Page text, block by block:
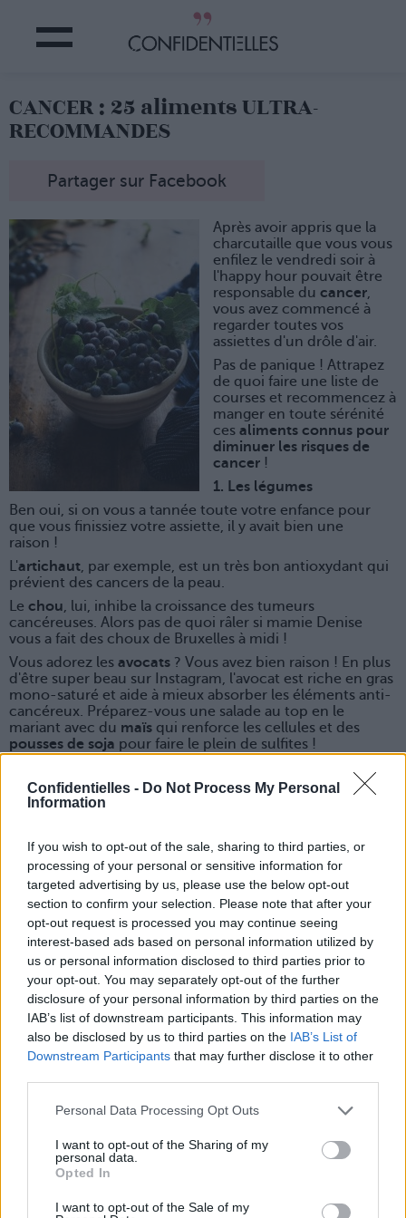
Confidentielles - Do Not Process My Personal
Information
If you wish to opt-out of the sale, sharing to third parties, or
processing of your personal or sensitive information for
targeted advertising by us, please use the below opt-out
section to confirm your selection. Please note that after your
opt-out request is processed you may continue seeing
interest-based ads based on personal information utilized by
us or personal information disclosed to third parties prior to
your opt-out. You may separately opt-out of the further
disclosure of your personal information by third parties on the
IAB’s list of downstream participants. This information may
also be disclosed by us to third parties on the IAB’s List of
Downstream Participants that may further disclose it to other
Personal Data Processing Opt Outs
I want to opt-out of the Sharing of my
personal data.
Opted In
I want to opt-out of the Sale of my
CANCER : 25 aliments ULTRA-
RECOMMANDES
Partager sur Facebook
Après avoir appris que la
charcutaille que vous vous
enfilez le vendredi soir à
l'happy hour pouvait être
responsable du cancer,
vous avez commencé à
regarder toutes vos
assiettes d'un drôle d'air.
Pas de panique ! Attrapez
de quoi faire une liste de
courses et recommencez à
manger en toute sérénité
ces aliments connus pour
diminuer les risques de
cancer !
1. Les légumes
Ben oui, si on vous a tannée toute votre enfance pour
que vous finissiez votre assiette, il y avait bien une
raison !
L'artichaut, par exemple, est un très bon antioxydant qui
prévient des cancers de la peau.
Le chou, lui, inhibe la croissance des tumeurs
cancéreuses. Alors pas de quoi râler si mamie Denise
vous a fait des choux de Bruxelles à midi !
Vous adorez les avocats ? Vous avez bien raison ! En plus
d'être super beau sur Instagram, l'avocat est riche en gras
mono-saturé et aide à mieux absorber les éléments anti-
cancéreux. Préparez-vous une salade au top en le
mariant avec du maïs qui renforce les cellules et des
pousses de soja pour faire le plein de sulfites !
permettent de mieux lutter contre les cellules
cancéreuses. Alors hop, on s'y met !
peau et l'enveloppe interne des poumons du cancer !
Zozo rechigne à manger des oignonsdans sa salade ?
Dites-lui que ça aide à réduire les risques de cancer de la
prostate, vous verrez, il se resservira. Tant que vous y êtes,
ajoutez de l'ailpour éviter le cancer de l'estomac.
2. Les fruits
Arrêtez d'avaler des mousses au chocolat pour le
dessert… En plus de faire du bien à votre ligne, vous
aiderez votre corps à lutter contre le cancer.
Grâce aux antioxydants contenus dans beaucoup d'entre
eux, vous renforcerez vos défenses naturelles (#actimel).
Alors à vous les
myrtilles , les kiwis , les cerises
, les
pommeset les dattes!
raisinest un cousin du brocolis, c'est encore un
super-aliment ! La peau aide à prévenir les risques de
cancer mais aussi d'AVC et de maladies cardiovasculaires.
Et si vous mangez une dose d'agrumepar jour, vous
éloignez de vous tout risque de cancer de la bouche ou
de la gorge. Miam, miam, le jus d'